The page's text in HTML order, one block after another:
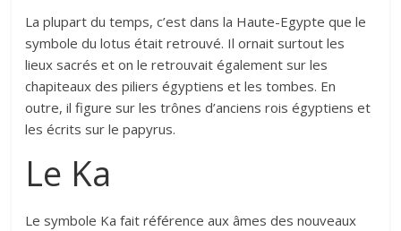
La plupart du temps, c’est dans la Haute-Egypte que le
symbole du lotus était retrouvé. Il ornait surtout les
lieux sacrés et on le retrouvait également sur les
chapiteaux des piliers égyptiens et les tombes. En
outre, il figure sur les trônes d’anciens rois égyptiens et
les écrits sur le papyrus.
Le Ka
Le symbole Ka fait référence aux âmes des nouveaux